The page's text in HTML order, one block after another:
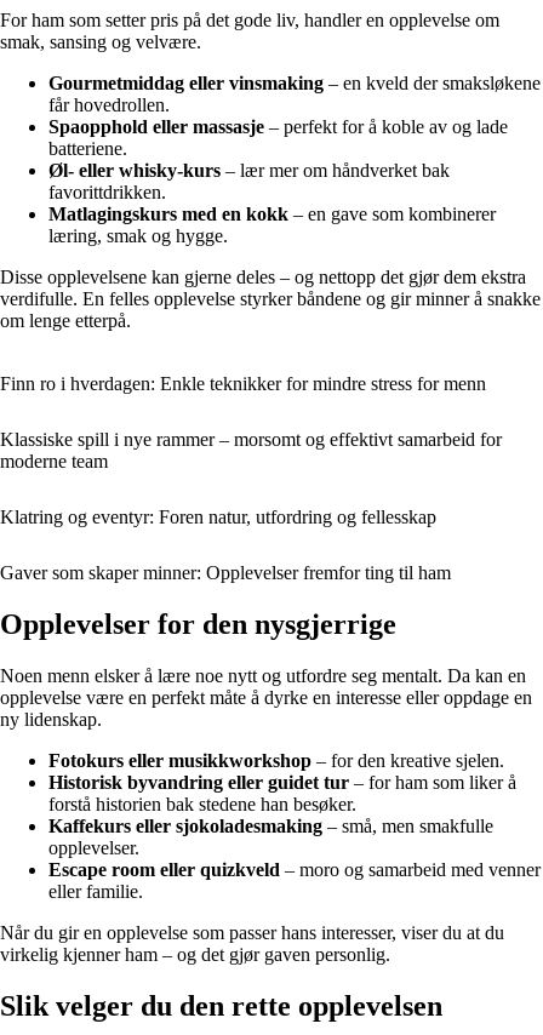
For ham som setter pris på det gode liv, handler en opplevelse om
smak, sansing og velvære.
Gourmetmiddag eller vinsmaking – en kveld der smaksløkene
får hovedrollen.
Spaopphold eller massasje – perfekt for å koble av og lade
batteriene.
Øl- eller whisky-kurs – lær mer om håndverket bak
favorittdrikken.
Matlagingskurs med en kokk – en gave som kombinerer
læring, smak og hygge.
Disse opplevelsene kan gjerne deles – og nettopp det gjør dem ekstra
verdifulle. En felles opplevelse styrker båndene og gir minner å snakke
om lenge etterpå.
Finn ro i hverdagen: Enkle teknikker for mindre stress for menn
Klassiske spill i nye rammer – morsomt og effektivt samarbeid for
moderne team
Klatring og eventyr: Foren natur, utfordring og fellesskap
Gaver som skaper minner: Opplevelser fremfor ting til ham
Opplevelser for den nysgjerrige
Noen menn elsker å lære noe nytt og utfordre seg mentalt. Da kan en
opplevelse være en perfekt måte å dyrke en interesse eller oppdage en
ny lidenskap.
Fotokurs eller musikkworkshop – for den kreative sjelen.
Historisk byvandring eller guidet tur – for ham som liker å
forstå historien bak stedene han besøker.
Kaffekurs eller sjokoladesmaking – små, men smakfulle
opplevelser.
Escape room eller quizkveld – moro og samarbeid med venner
eller familie.
Når du gir en opplevelse som passer hans interesser, viser du at du
virkelig kjenner ham – og det gjør gaven personlig.
Slik velger du den rette opplevelsen